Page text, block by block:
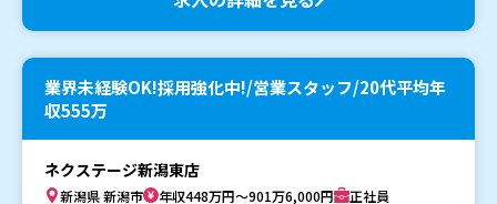
業界未経験OK!採用強化中!/営業スタッフ/20代平均年
収555万
ネクステージ新潟東店
新潟県 新潟市 年収448万円～901万6,000円 正社員